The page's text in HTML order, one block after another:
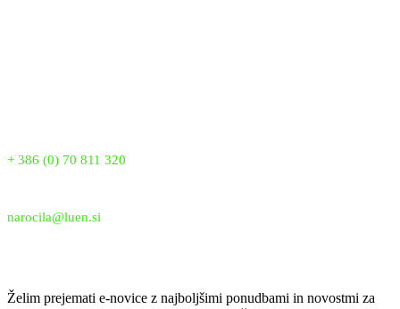
+ 386 (0) 70 811 320
narocila@luen.si
Želim prejemati e-novice z najboljšimi ponudbami in novostmi za